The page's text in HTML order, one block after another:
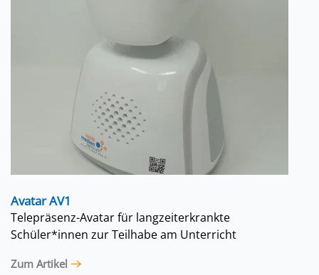
Avatar AV1
Telepräsenz-Avatar für langzeiterkrankte
Schüler*innen zur Teilhabe am Unterricht
Zum Artikel